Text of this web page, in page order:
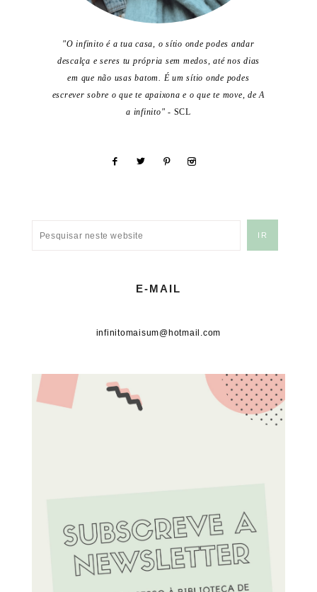
"O infinito é a tua casa, o sítio onde podes andar
descalça e seres tu própria sem medos, até nos dias
em que não usas batom. É um sítio onde podes
escrever sobre o que te apaixona e o que te move, de A
a infinito"- SCL
E-MAIL
infinitomaisum@hotmail.com